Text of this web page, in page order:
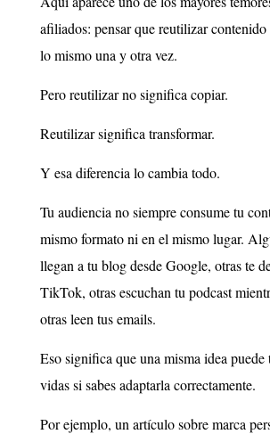
afiliados: pensar que reutilizar
lo mismo una y otra vez.
Pero reutilizar no significa copiar.
Reutilizar significa transformar.
Y esa diferencia lo cambia todo.
Tu audiencia no siempre consume tu
mismo formato ni en el mismo lugar.
llegan a tu blog desde Google, otras te
TikTok, otras escuchan tu podcast
otras leen tus emails.
Eso significa que una misma idea
vidas si sabes adaptarla correctamente.
Por ejemplo, un artículo sobre marca